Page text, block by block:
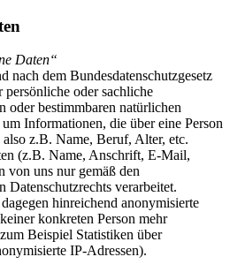
Daten“
nach dem Bundesdatenschutzgesetz
oder sachliche
oder bestimmbaren natürlichen
Informationen, die über eine Person
z.B. Name, Beruf, Alter, etc.
(z.B. Name, Anschrift, E-Mail,
von uns nur gemäß den
Datenschutzrechts verarbeitet.
hinreichend anonymisierte
konkreten Person mehr
Beispiel Statistiken über
IP-Adressen).